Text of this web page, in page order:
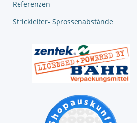
Referenzen
Strickleiter- Sprossenabstände